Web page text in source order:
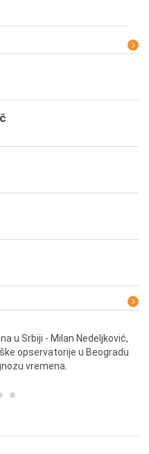
u Srbiji - Milan Nedeljković,
opservatorije u Beogradu
vremena.